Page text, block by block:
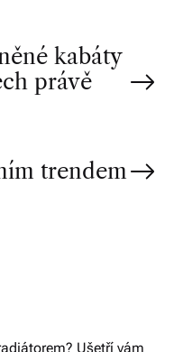
kabáty
právě
trendem
Ušetří vám